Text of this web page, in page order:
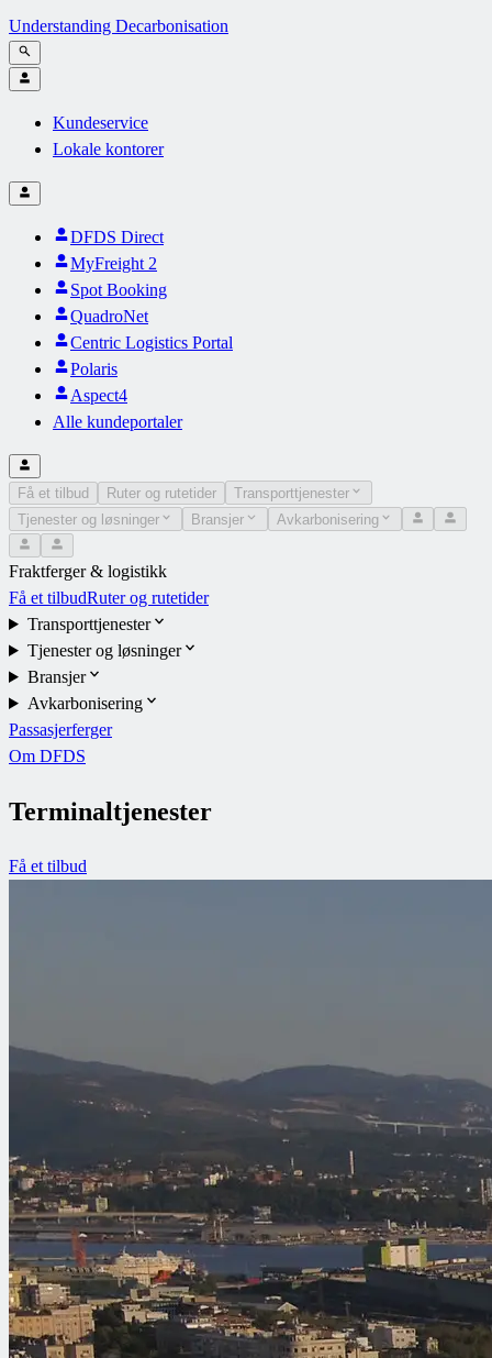
Understanding Decarbonisation
Kundeservice
Lokale kontorer
DFDS Direct
MyFreight 2
Spot Booking
QuadroNet
Centric Logistics Portal
Polaris
Aspect4
Alle kundeportaler
Få et tilbud Ruter og rutetider
Transporttjenester
Tjenester og løsninger
Bransjer Avkarbonisering
Fraktferger & logistikk
Få et tilbudRuter og rutetider
Transporttjenester
Tjenester og løsninger
Bransjer
Avkarbonisering
Passasjerferger
Om DFDS
Terminaltjenester
Få et tilbud